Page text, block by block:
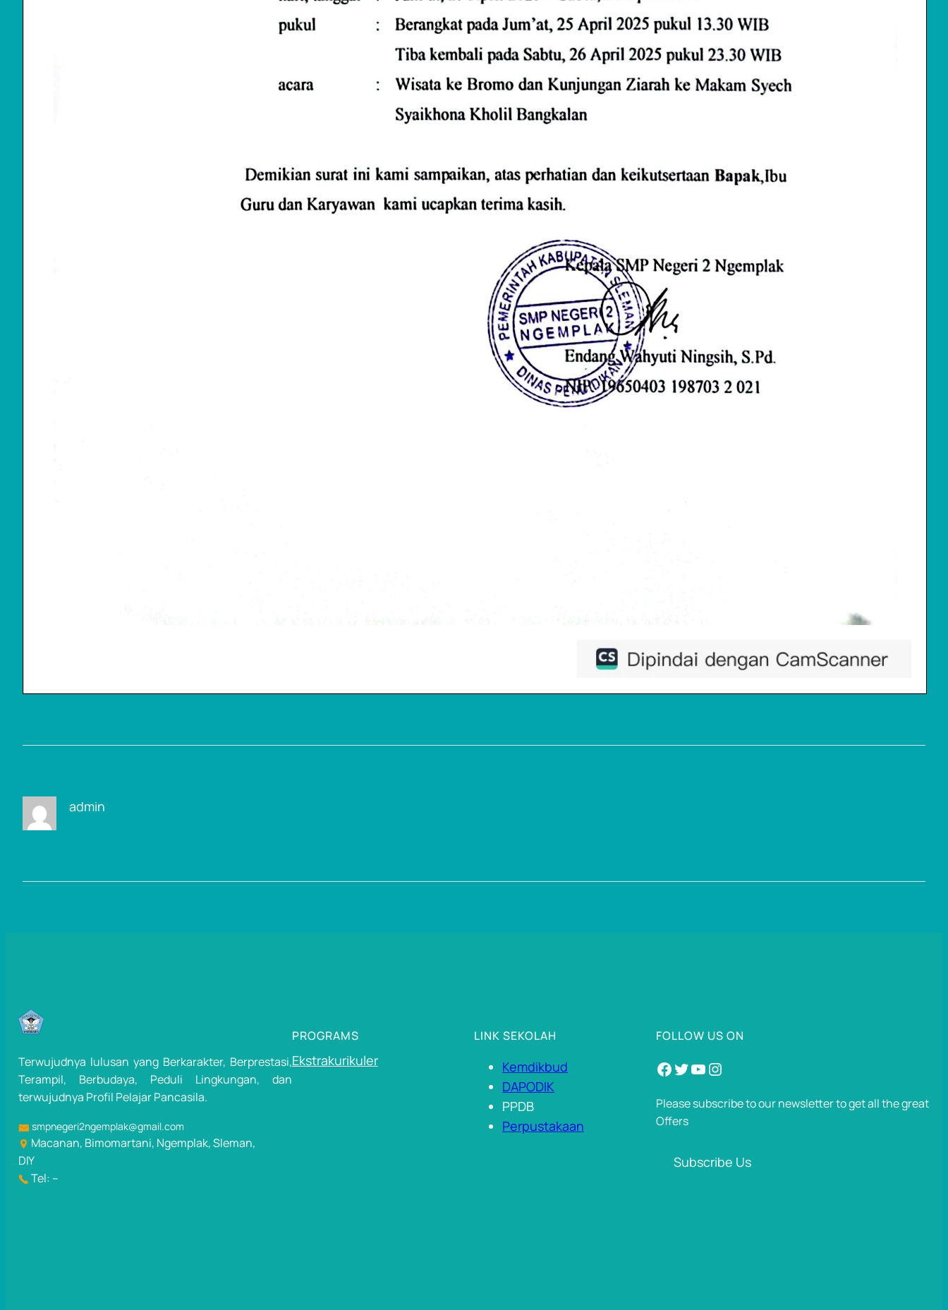
admin
Terwujudnya lulusan yang Berkarakter, Berprestasi,
Terampil, Berbudaya, Peduli Lingkungan, dan
terwujudnya Profil Pelajar Pancasila.
smpnegeri2ngemplak@gmail.com
Macanan, Bimomartani, Ngemplak, Sleman,
DIY
Tel: –
PROGRAMS
Ekstrakurikuler
LINK SEKOLAH
Kemdikbud
DAPODIK
PPDB
Perpustakaan
FOLLOW US ON
Facebook Twitter YouTube Instagram
Please subscribe to our newsletter to get all the great
Offers
Subscribe Us